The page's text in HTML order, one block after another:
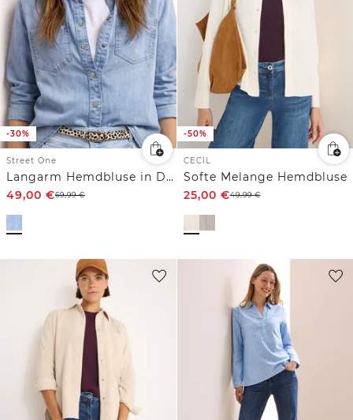
-30%
Street One
Langarm Hemdbluse in Denim-Optik
49,00 €69,99€
-50%
CECIL
Softe Melange Hemdbluse
25,00 €49,99€